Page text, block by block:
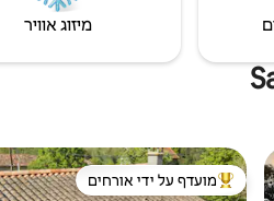
מיזוג אוויר
מוביל בקרב נכסים מועדפים על ידי
מועדף על ידי אורחים